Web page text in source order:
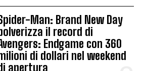
Man: Brand New Day
il record di
Endgame con 360
di dollari nel weekend
apertura